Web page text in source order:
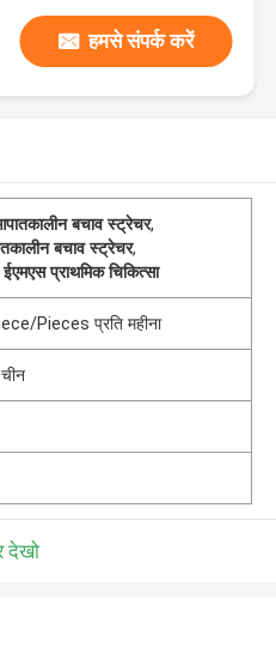
हमसे संपर्क करें
बचाव स्ट्रेचर,
बचाव स्ट्रेचर,
ईएमएस प्राथमिक चिकित्सा
Pieces प्रति महीना
देखो